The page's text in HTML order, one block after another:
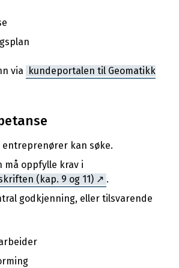
via
kundeportalen til Geomatikk
entreprenører kan søke.
må oppfylle krav i
(kap. 9 og 11)
.
godkjenning, eller tilsvarende